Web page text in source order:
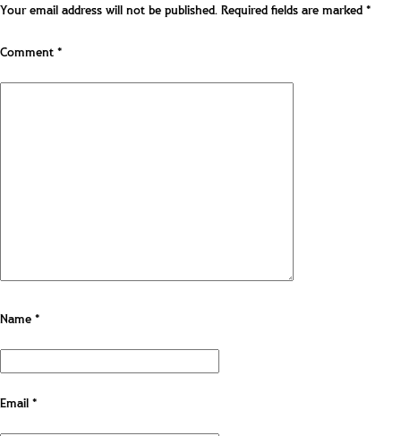
Your email address will not be published.Required fields are marked*
Comment*
Name*
Email*